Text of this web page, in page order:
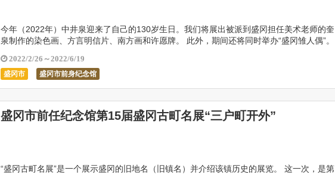
今年（2022年）中井泉迎来了自己的130岁生日。我们将展出被派到盛冈担任美术老师的奎
泉制作的染色画、方言明信片、南方画和许愿牌。 此外，期间还将同时举办“盛冈雏人偶”。
2022/2/26～2022/6/19
盛冈市 盛冈市前身纪念馆
盛冈市前任纪念馆第15届盛冈古町名展“三户町开外”
“盛冈古町名展”是一个展示盛冈的旧地名（旧镇名）并介绍该镇历史的展览。 这一次，是第